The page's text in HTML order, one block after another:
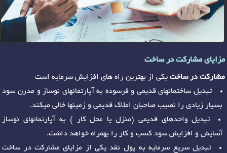
مزایای مشارکت در ساخت
مشارکت در ساخت یکی از بهترین راه های افزایش سرمایه است
تبدیل ساختمانهای قدیمی و فرسوده به آپارتمانهای نوساز و مدرن سود
بسیار زیادی را نصیب صاحبان املاک قدیمی و زمینها خالی میکند.
تبدیل واحدهای قدیمی (منزل یا محل کار ) به آپارتمانهای نوساز
آسایش و افزایش سود کسب و کار را بهمراه خواهد داشت.
تبدیل سریع سرمایه به پول نقد یکی از مزایای مشارکت در ساخت